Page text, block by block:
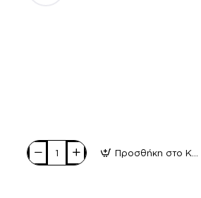
Scarpy
Παιδικές
Προσθήκη στο Καλάθι